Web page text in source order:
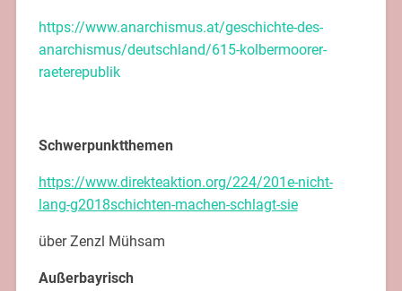
https://www.anarchismus.at/geschichte-des-
anarchismus/deutschland/615-kolbermoorer-
raeterepublik
Schwerpunktthemen
https://www.direkteaktion.org/224/201e-nicht-
lang-g2018schichten-machen-schlagt-sie
über Zenzl Mühsam
Außerbayrisch